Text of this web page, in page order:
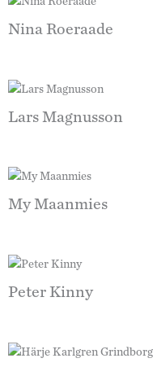
Nina Roeraade
Lars Magnusson
My Maanmies
Peter Kinny